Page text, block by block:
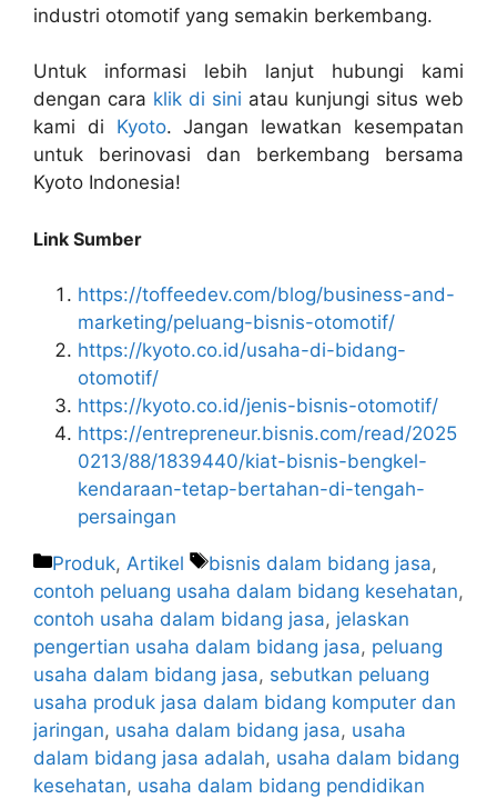
industri otomotif yang semakin berkembang.
Untuk informasi lebih lanjut hubungi kami
dengan cara klik di sini atau kunjungi situs web
kami di Kyoto. Jangan lewatkan kesempatan
untuk berinovasi dan berkembang bersama
Kyoto Indonesia!
Link Sumber
https://toffeedev.com/blog/business-and-
marketing/peluang-bisnis-otomotif/
https://kyoto.co.id/usaha-di-bidang-
otomotif/
https://kyoto.co.id/jenis-bisnis-otomotif/
https://entrepreneur.bisnis.com/read/2025
0213/88/1839440/kiat-bisnis-bengkel-
kendaraan-tetap-bertahan-di-tengah-
persaingan
Produk, Artikel bisnis dalam bidang jasa,
contoh peluang usaha dalam bidang kesehatan,
contoh usaha dalam bidang jasa, jelaskan
pengertian usaha dalam bidang jasa, peluang
usaha dalam bidang jasa, sebutkan peluang
usaha produk jasa dalam bidang komputer dan
jaringan, usaha dalam bidang jasa, usaha
dalam bidang jasa adalah, usaha dalam bidang
kesehatan, usaha dalam bidang pendidikan